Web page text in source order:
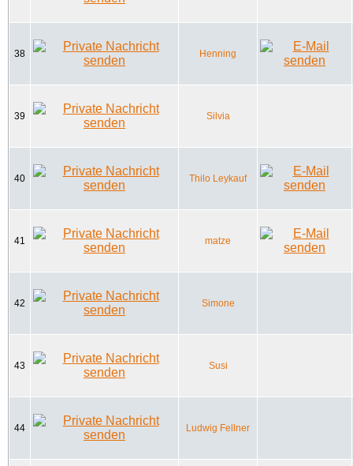
38 Henning
39 Silvia
40 Thilo Leykauf
41 matze
42 Simone
43 Susi
44 Ludwig Fellner